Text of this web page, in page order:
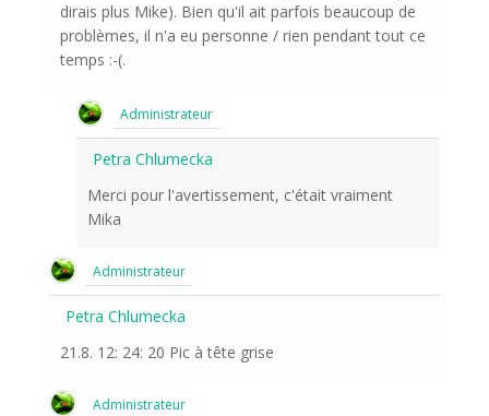
dirais plus Mike). Bien qu'il ait parfois beaucoup de
problèmes, il n'a eu personne / rien pendant tout ce
temps :-(.
Administrateur
Petra Chlumecka
Merci pour l'avertissement, c'était vraiment
Mika
Administrateur
Petra Chlumecka
21.8. 12: 24: 20 Pic à tête grise
Administrateur